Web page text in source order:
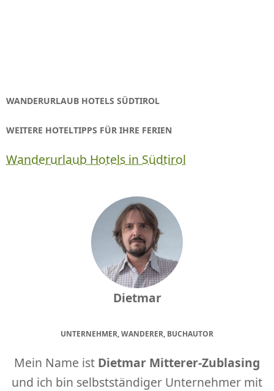
WANDERURLAUB HOTELS SÜDTIROL
WEITERE HOTELTIPPS FÜR IHRE FERIEN
Wanderurlaub Hotels in Südtirol
Dietmar
UNTERNEHMER, WANDERER, BUCHAUTOR
Mein Name ist Dietmar Mitterer-Zublasing
und ich bin selbstständiger Unternehmer mit